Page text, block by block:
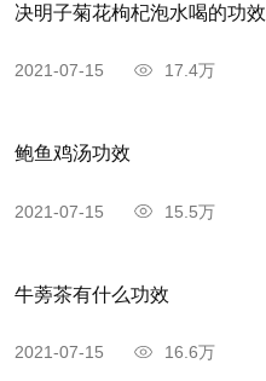
决明子菊花枸杞泡水喝的功效
2021-07-15 17.4万
鲍鱼鸡汤功效
2021-07-15 15.5万
牛蒡茶有什么功效
2021-07-15 16.6万